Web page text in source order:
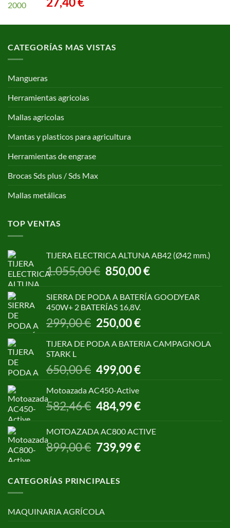
CATEGORÍAS MAS VISTAS
Mangueras
Herramientas agricolas
Mallas agricolas
Mantas y plasticos para agricultura
Herramientas de engrase
Brocas Sds plus / Sds Max
Mallas metálicas
TOP VENTAS
TIJERA ELECTRICA ALTUNA AB42 (Ø42 mm.)
1.055,00€ El
precio
era:
1.055,00 €.
850,00€El
precio
es:
SIERRA DE PODA A BATERÍA GOODYEAR
450W+ 2 BATERÍAS 16,8V.
299,00€ El
precio
original
250,00€El
precio
actual
TIJERA DE PODA A BATERIA CAMPAGNOLA
STARK L
650,00€
El
precio
original
650,00 €.
499,00€El
precio
499,00 €.
Motoazada AC450-Active
582,46€
El
precio
era:
582,46 €.
484,99€El
precio
es:
484,99 €.
MOTOAZADA AC800 ACTIVE
899,00€ El
precio
era:
899,00 €.
739,99€El
precio
CATEGORÍAS PRINCIPALES
MAQUINARIA AGRÍCOLA